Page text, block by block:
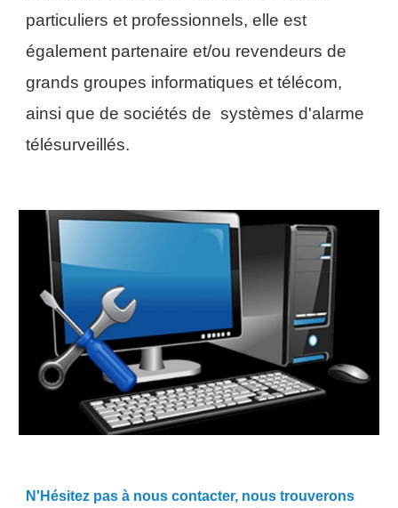
particuliers et professionnels, elle est
également partenaire et/ou revendeurs de
grands groupes informatiques et télécom,
ainsi que de sociétés de systèmes d'alarme
télésurveillés.
N'Hésitez pas à nous contacter, nous trouverons